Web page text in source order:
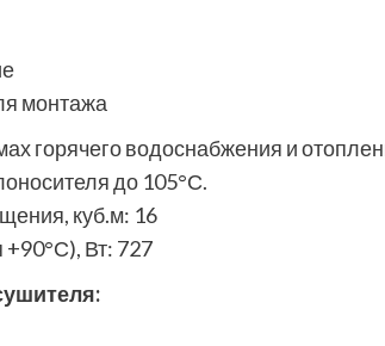
монтажа
горячего водоснабжения и
до 105°С.
куб.м: 16
+90°С), Вт: 727